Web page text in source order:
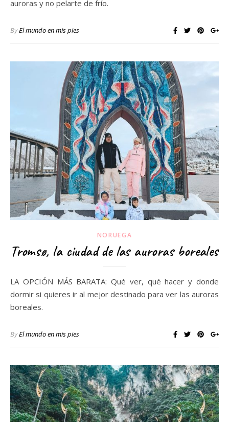
auroras y no pelarte de frío.
ByEl mundo en mis pies
NORUEGA
Tromsø, la ciudad de las auroras boreales
LA OPCIÓN MÁS BARATA: Qué ver, qué hacer y donde
dormir si quieres ir al mejor destinado para ver las auroras
boreales.
ByEl mundo en mis pies